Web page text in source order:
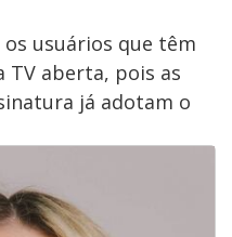
usuários que têm
TV aberta, pois as
já adotam o